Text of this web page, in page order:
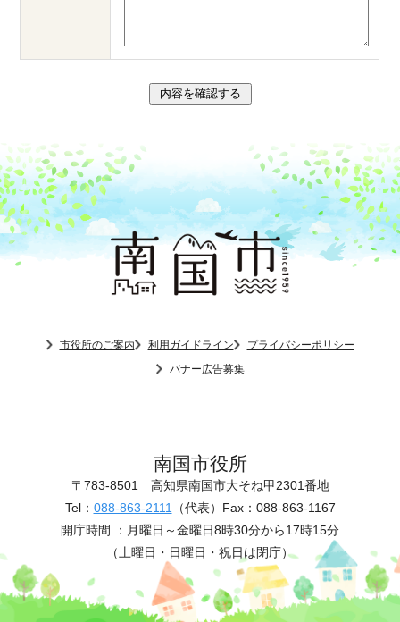
市役所のご案内 利用ガイドライン
プライバシーポリシー
バナー広告募集
南国市役所
〒783-8501 高知県南国市大そね甲2301番地
Tel： 088-863-2111 （代表） Fax：088-863-1167
開庁時間 ： 月曜日～金曜日8時30分から17時15分
（土曜日・日曜日・祝日は閉庁）